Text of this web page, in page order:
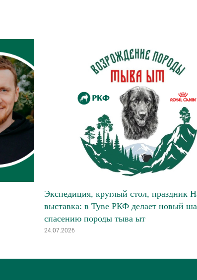
Экспедиция, круглый стол, праздник
выставка: в Туве РКФ делает новый
спасению породы тыва ыт
24.07.2026